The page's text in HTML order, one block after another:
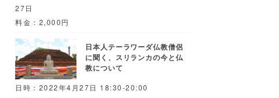
27日
料金：2,000円
日本人テーラワーダ仏教僧侶
に聞く、スリランカの今と仏
教について
日時：2022年4月27日 18:30-20:00